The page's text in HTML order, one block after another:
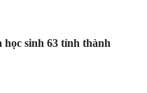
học sinh 63 tỉnh thành